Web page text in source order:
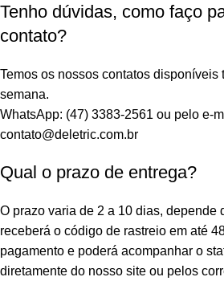
Tenho dúvidas, como faço
contato?
Temos os nossos contatos disponíveis
semana.
WhatsApp: (47) 3383-2561 ou pelo e-
contato@deletric.com.br
Qual o prazo de entrega?
O prazo varia de 2 a 10 dias, depende
receberá o código de rastreio em até
pagamento e poderá acompanhar o
diretamente do nosso site ou pelos